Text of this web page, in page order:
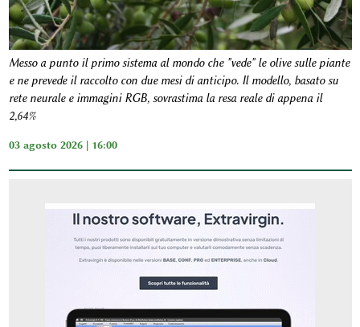
Messo a punto il primo sistema al mondo che "vede" le olive sulle piante
e ne prevede il raccolto con due mesi di anticipo. Il modello, basato su
rete neurale e immagini RGB, sovrastima la resa reale di appena il
2,64%
03 agosto 2026 | 16:00